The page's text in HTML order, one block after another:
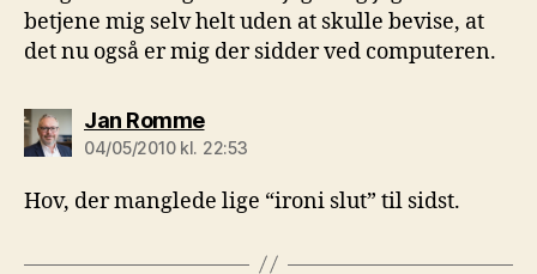
betjene mig selv helt uden at skulle bevise, at
det nu også er mig der sidder ved computeren.
Jan Rommesiger:
04/05/2010 kl. 22:53
Hov, der manglede lige “ironi slut” til sidst.